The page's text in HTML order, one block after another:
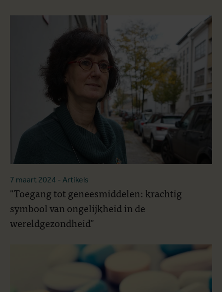
7 maart 2024 - Artikels
"Toegang tot geneesmiddelen: krachtig
symbool van ongelijkheid in de
wereldgezondheid"